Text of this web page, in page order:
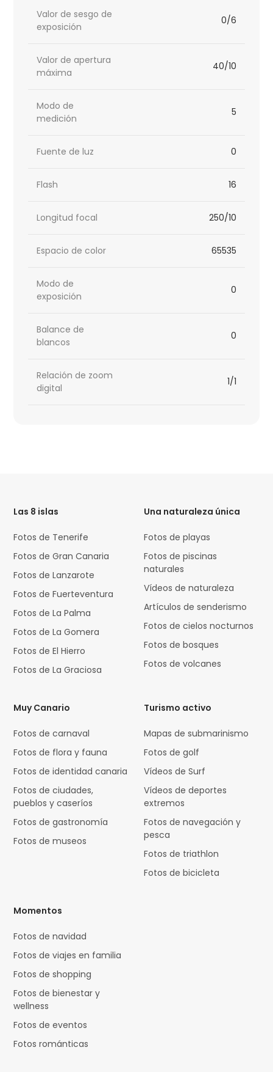
Valor de sesgo de
exposición
0/6
Valor de apertura
máxima
40/10
Modo de
medición
5
Fuente de luz 0
Flash 16
Longitud focal 250/10
Espacio de color 65535
Modo de
exposición
0
Balance de
blancos
0
Relación de zoom
digital
1/1
Las 8 islas
Fotos de Tenerife
Fotos de Gran Canaria
Fotos de Lanzarote
Fotos de Fuerteventura
Fotos de La Palma
Fotos de La Gomera
Fotos de El Hierro
Fotos de La Graciosa
Una naturaleza única
Fotos de playas
Fotos de piscinas
naturales
Vídeos de naturaleza
Artículos de senderismo
Fotos de cielos nocturnos
Fotos de bosques
Fotos de volcanes
Muy Canario
Fotos de carnaval
Fotos de flora y fauna
Fotos de identidad canaria
Fotos de ciudades,
pueblos y caseríos
Fotos de gastronomía
Fotos de museos
Turismo activo
Mapas de submarinismo
Fotos de golf
Vídeos de Surf
Vídeos de deportes
extremos
Fotos de navegación y
pesca
Fotos de triathlon
Fotos de bicicleta
Momentos
Fotos de navidad
Fotos de viajes en familia
Fotos de shopping
Fotos de bienestar y
wellness
Fotos de eventos
Fotos románticas